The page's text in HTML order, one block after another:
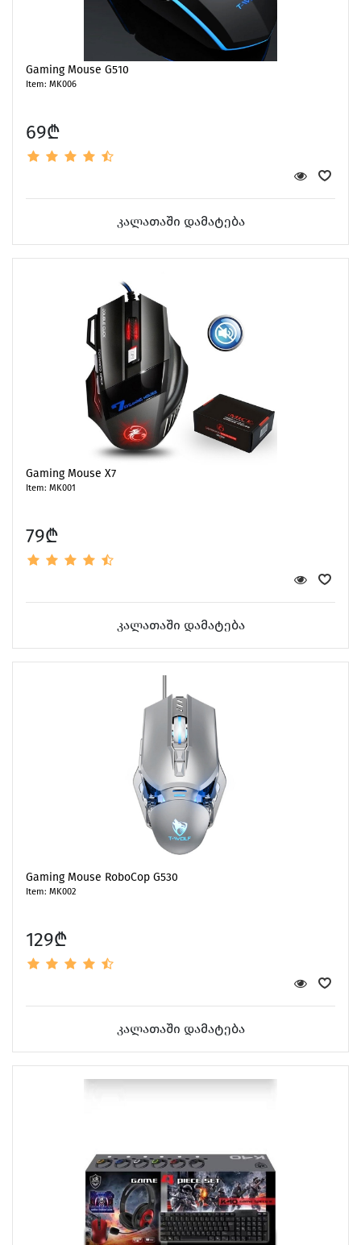
Gaming Mouse G510
Item: MK006
69₾
კალათაში დამატება
Gaming Mouse X7
Item: MK001
79₾
კალათაში დამატება
Gaming Mouse RoboCop G530
Item: MK002
129₾
კალათაში დამატება